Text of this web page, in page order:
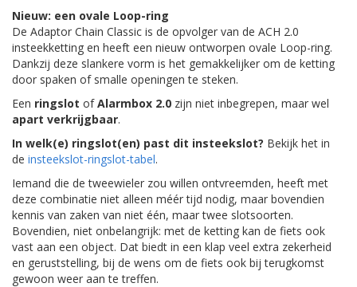
Nieuw: een ovale Loop-ring
De Adaptor Chain Classic is de opvolger van de ACH 2.0
insteekketting en heeft een nieuw ontworpen ovale Loop-ring.
Dankzij deze slankere vorm is het gemakkelijker om de ketting
door spaken of smalle openingen te steken.
Een ringslot ofAlarmbox 2.0 zijn niet inbegrepen, maar wel
apart verkrijgbaar.
In welk(e) ringslot(en) past dit insteekslot? Bekijk het in
de insteekslot-ringslot-tabel.
Iemand die de tweewieler zou willen ontvreemden, heeft met
deze combinatie niet alleen méér tijd nodig, maar bovendien
kennis van zaken van niet één, maar twee slotsoorten.
Bovendien, niet onbelangrijk: met de ketting kan de fiets ook
vast aan een object. Dat biedt in een klap veel extra zekerheid
en geruststelling, bij de wens om de fiets ook bij terugkomst
gewoon weer aan te treffen.